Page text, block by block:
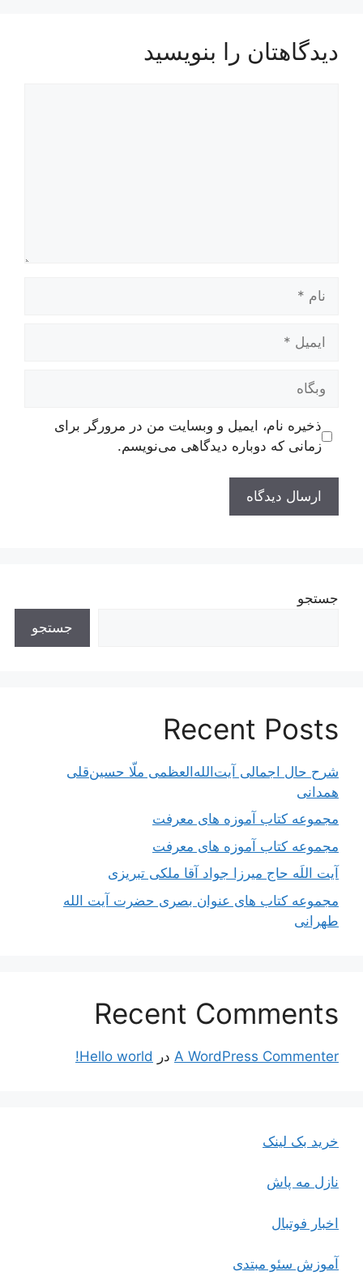
دیدگاهتان را بنویسید
ایمیل
وبگاه
ذخیره نام، ایمیل و وبسایت من در مرورگر برای
زمانی که دوباره دیدگاهی می‌نویسم.
جستجو
جستجو
Recent Posts
شرح حال اجمالی آیت‌الله‌العظمی ملّا حسین‌قلی
همدانی
مجموعه کتاب آموزه های معرفت
مجموعه کتاب آموزه های معرفت
آیت اللَه حاج میرزا جواد آقا ملکی تبریزی
مجموعه کتاب های عنوان بصری حضرت آیت الله
طهرانی
Recent Comments
A WordPress Commenter در Hello world!
خرید بک لینک
نازل مه پاش
اخبار فوتبال
آموزش سئو مبتدی